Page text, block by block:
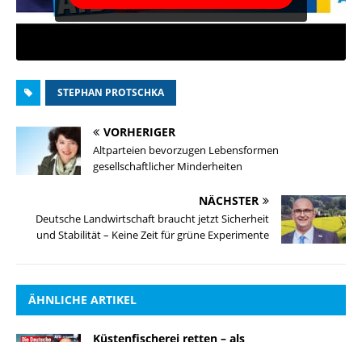
STEPHAN PROTSCHKA
VORHERIGER
Altparteien bevorzugen Lebensformen
gesellschaftlicher Minderheiten
NÄCHSTER
Deutsche Landwirtschaft braucht jetzt Sicherheit
und Stabilität – Keine Zeit für grüne Experimente
ÄHNLICHE ARTIKEL
Küstenfischerei retten – als